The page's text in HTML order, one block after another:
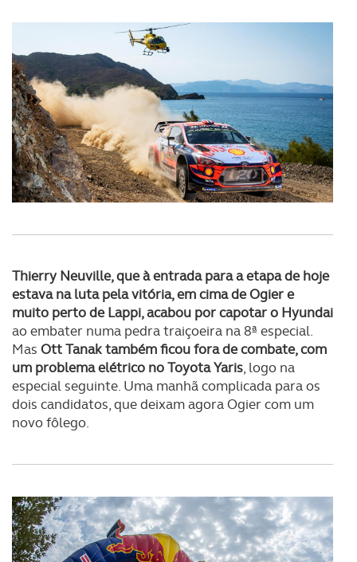
Thierry Neuville, que à entrada para a etapa de hoje
estava na luta pela vitória, em cima de Ogier e
muito perto de Lappi, acabou por capotar o Hyundai
ao embater numa pedra traiçoeira na 8ª especial.
Mas Ott Tanak também ficou fora de combate, com
um problema elétrico no Toyota Yaris, logo na
especial seguinte. Uma manhã complicada para os
dois candidatos, que deixam agora Ogier com um
novo fôlego.